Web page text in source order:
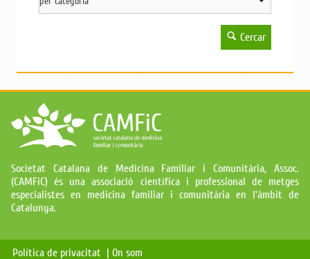
Cercar
Societat Catalana de Medicina Familiar i Comunitària, Assoc.
(CAMFiC) és una associació científica i professional de metges
especialistes en medicina familiar i comunitària en l'àmbit de
Catalunya.
Política de privacitat | On som